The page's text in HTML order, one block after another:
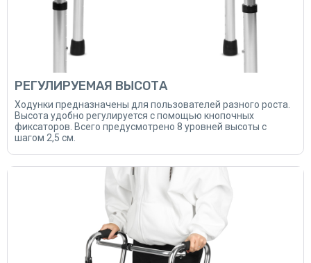
РЕГУЛИРУЕМАЯ ВЫСОТА
Ходунки предназначены для пользователей разного роста.
Высота удобно регулируется с помощью кнопочных
фиксаторов. Всего предусмотрено 8 уровней высоты с
шагом 2,5 см.